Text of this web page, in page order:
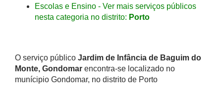
Escolas e Ensino - Ver mais serviços públicos
nesta categoria no distrito: Porto
O serviço público Jardim de Infância de Baguim do
Monte, Gondomar encontra-se localizado no
munícipio Gondomar, no distrito de Porto